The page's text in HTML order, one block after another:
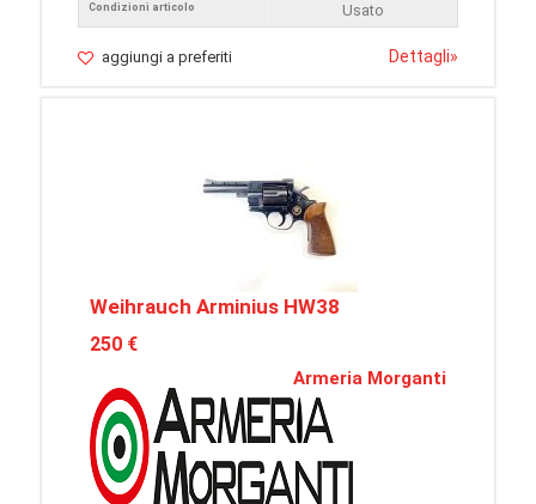
Condizioni articolo
Usato
aggiungi a preferiti Dettagli»
Weihrauch Arminius HW38
250 €
Armeria Morganti